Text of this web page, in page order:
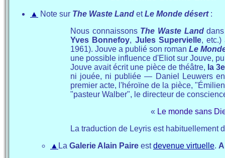
▲ Note sur The Waste Land etLe Monde désert:
Nous connaissonsThe Waste Landdans
Yves Bonnefoy, Jules Supervielle, etc.)
1961). Jouve a publié son roman Le
une possible influence d'Eliot sur Jouve,
Jouve avait écrit une pièce de théâtre, la
ni jouée, ni publiée — Daniel Leuwers
premier acte, l'héroïne de la pièce,
"pasteur Walber", le directeur de
« Le monde sans
La traduction de Leyris est habituellement
▲ La Galerie Alain Paire estdevenue virtuelle.